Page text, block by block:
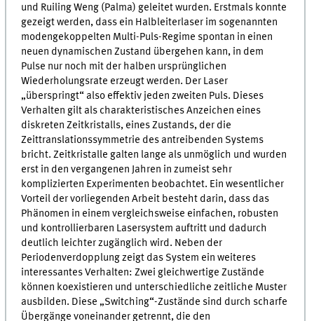
und Ruiling Weng (Palma) geleitet wurden. Erstmals konnte
gezeigt werden, dass ein Halbleiterlaser im sogenannten
modengekoppelten Multi-Puls-Regime spontan in einen
neuen dynamischen Zustand übergehen kann, in dem
Pulse nur noch mit der halben ursprünglichen
Wiederholungsrate erzeugt werden. Der Laser
„überspringt“ also effektiv jeden zweiten Puls. Dieses
Verhalten gilt als charakteristisches Anzeichen eines
diskreten Zeitkristalls, eines Zustands, der die
Zeittranslationssymmetrie des antreibenden Systems
bricht. Zeitkristalle galten lange als unmöglich und wurden
erst in den vergangenen Jahren in zumeist sehr
komplizierten Experimenten beobachtet. Ein wesentlicher
Vorteil der vorliegenden Arbeit besteht darin, dass das
Phänomen in einem vergleichsweise einfachen, robusten
und kontrollierbaren Lasersystem auftritt und dadurch
deutlich leichter zugänglich wird. Neben der
Periodenverdopplung zeigt das System ein weiteres
interessantes Verhalten: Zwei gleichwertige Zustände
können koexistieren und unterschiedliche zeitliche Muster
ausbilden. Diese „Switching“-Zustände sind durch scharfe
Übergänge voneinander getrennt, die den